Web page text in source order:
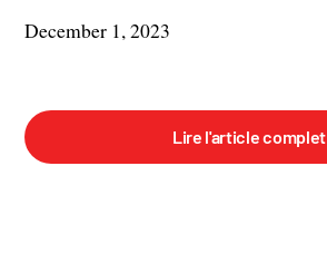
December 1, 2023
Lire l'article complet